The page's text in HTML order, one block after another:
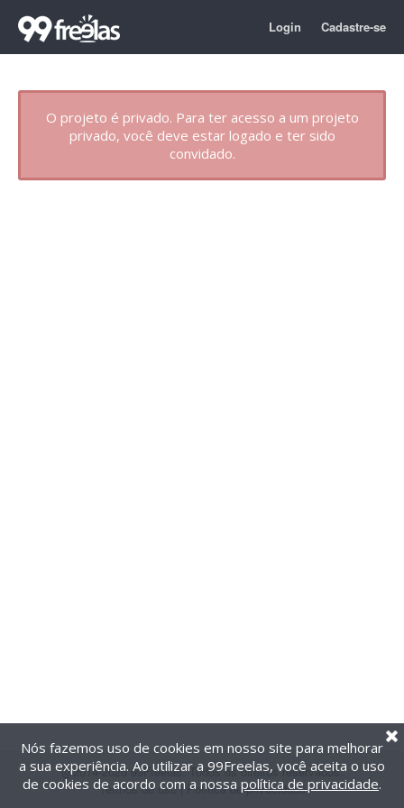
Login Cadastre-se
O projeto é privado. Para ter acesso a um projeto
privado, você deve estar logado e ter sido
convidado.
@2014-2026 99Freelas. Todos os direitos reservados.
Termos de uso| Política de privacidade
Nós fazemos uso de cookies em nosso site para melhorar
a sua experiência. Ao utilizar a 99Freelas, você aceita o uso
de cookies de acordo com a nossa política de privacidade.